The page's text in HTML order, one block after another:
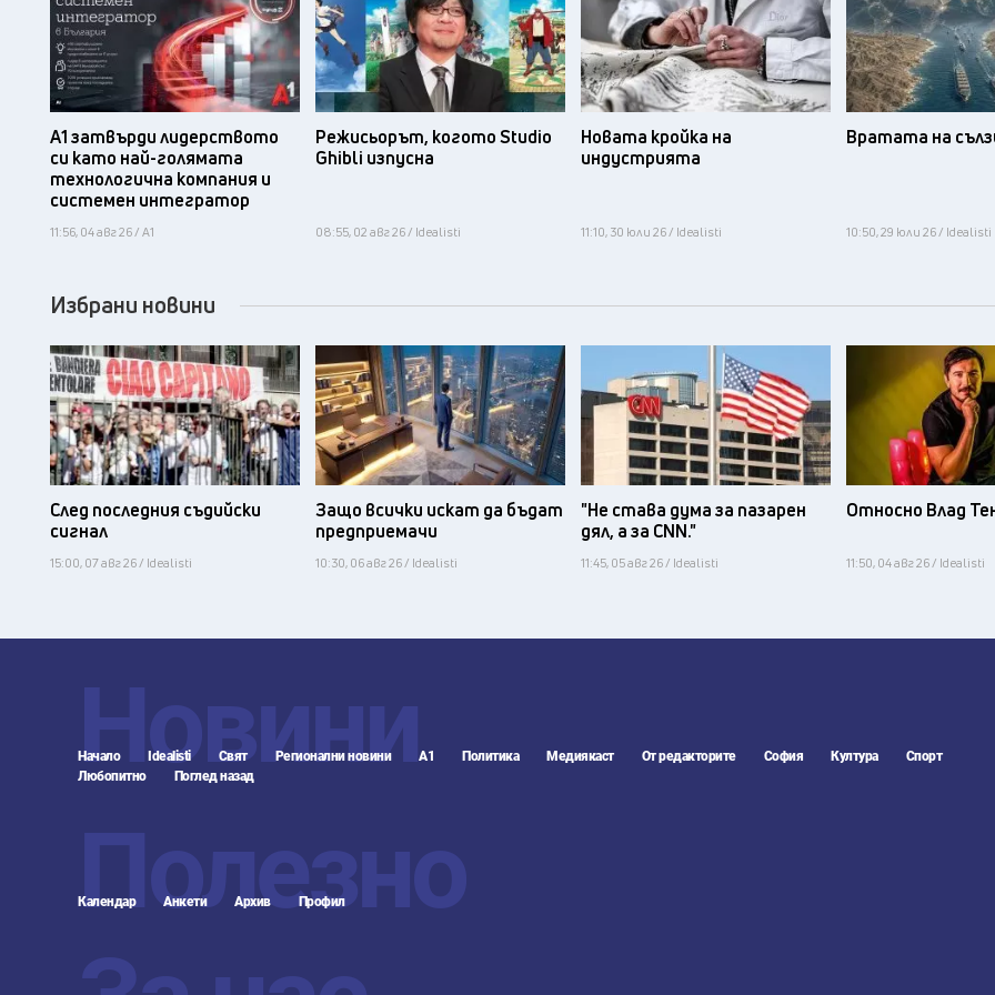
А1 затвърди лидерството
си като най-голямата
технологична компания и
системен интегратор
11:56, 04 авг 26 / А1
Режисьорът, когото Studio
Ghibli изпусна
08:55, 02 авг 26 / Idealisti
Новата кройка на
индустрията
11:10, 30 юли 26 / Idealisti
Вратата на
10:50, 29 юли 26 / Idealisti
Избрани новини
След последния съдийски
сигнал
15:00, 07 авг 26 / Idealisti
Защо всички искат да бъдат
предприемачи
10:30, 06 авг 26 / Idealisti
"Не става дума за пазарен
дял, а за CNN."
11:45, 05 авг 26 / Idealisti
Относно Влад
11:50, 04 авг 26 / Idealisti
Новини
Начало Idealisti Свят Регионални новини А1 Политика Медиякаст От редакторите София Култура
Спорт
Любопитно
Поглед назад
Полезно
Календар Анкети Архив Профил